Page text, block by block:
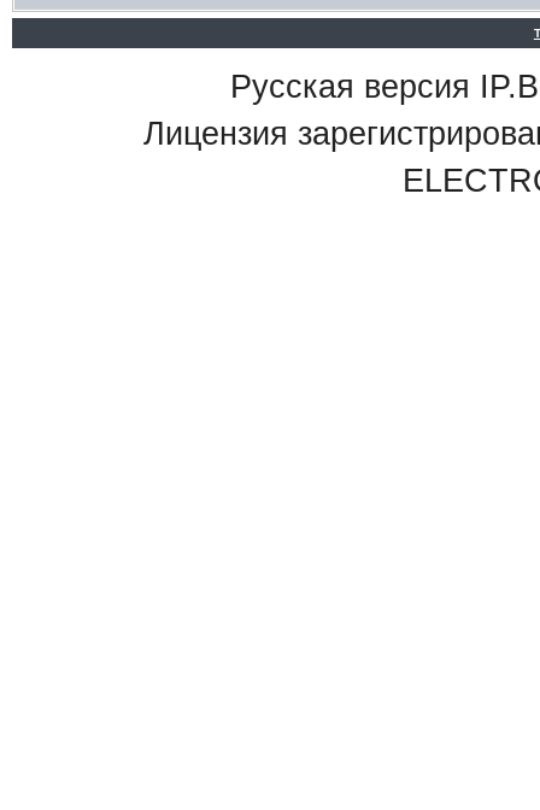
Русская версия
Лицензия